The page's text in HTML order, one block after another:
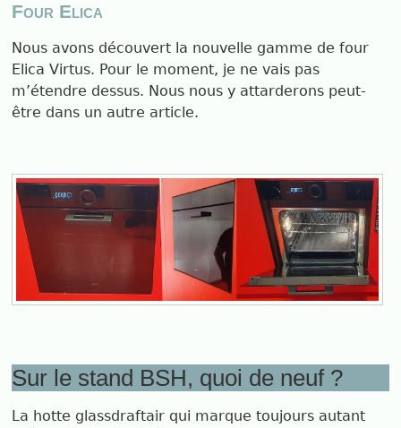
Four Elica
Nous avons découvert la nouvelle gamme de four
Elica Virtus. Pour le moment, je ne vais pas
m’étendre dessus. Nous nous y attarderons peut-
être dans un autre article.
Sur le stand BSH, quoi de neuf ?
La hotte glassdraftair qui marque toujours autant